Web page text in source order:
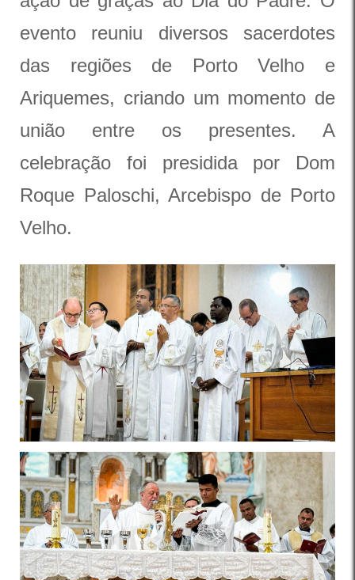
evento reuniu diversos sacerdotes
das regiões de Porto Velho e
Ariquemes, criando um momento de
união entre os presentes. A
celebração foi presidida por Dom
Roque Paloschi, Arcebispo de Porto
Velho.